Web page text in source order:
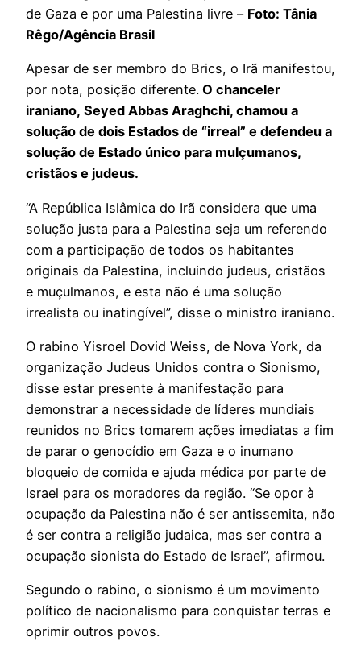
de Gaza e por uma Palestina livre – Foto: Tânia
Rêgo/Agência Brasil
Apesar de ser membro do Brics, o Irã manifestou,
por nota, posição diferente. O chanceler
iraniano, Seyed Abbas Araghchi, chamou a
solução de dois Estados de “irreal” e defendeu a
solução de Estado único para mulçumanos,
cristãos e judeus.
“A República Islâmica do Irã considera que uma
solução justa para a Palestina seja um referendo
com a participação de todos os habitantes
originais da Palestina, incluindo judeus, cristãos
e muçulmanos, e esta não é uma solução
irrealista ou inatingível”, disse o ministro iraniano.
O rabino Yisroel Dovid Weiss, de Nova York, da
organização Judeus Unidos contra o Sionismo,
disse estar presente à manifestação para
demonstrar a necessidade de líderes mundiais
reunidos no Brics tomarem ações imediatas a fim
de parar o genocídio em Gaza e o inumano
bloqueio de comida e ajuda médica por parte de
Israel para os moradores da região. “Se opor à
ocupação da Palestina não é ser antissemita, não
é ser contra a religião judaica, mas ser contra a
ocupação sionista do Estado de Israel”, afirmou.
Segundo o rabino, o sionismo é um movimento
político de nacionalismo para conquistar terras e
oprimir outros povos.